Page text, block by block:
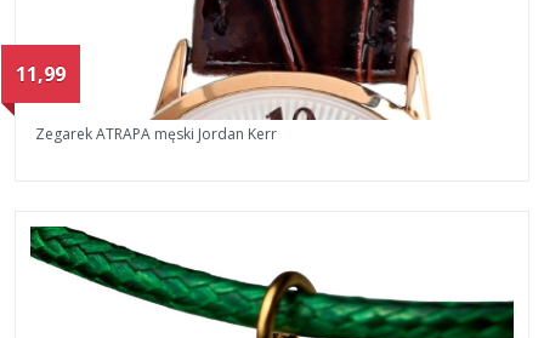
11,99
Zegarek ATRAPA męski Jordan Kerr